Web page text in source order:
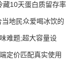
藏10天蛋白质留存率
地民众爱喝冰饮的
难题;超大容量设
定价匹配真实使用